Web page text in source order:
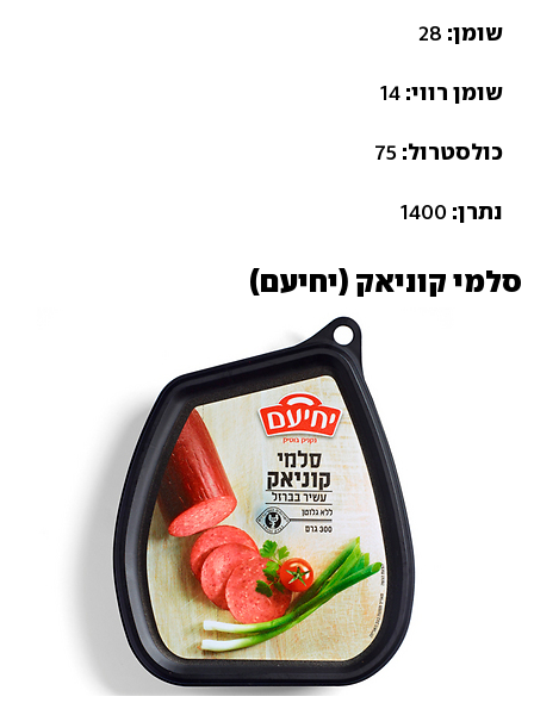
שומן:
שומן רווי:
כולסטרול:
נתרן:
סלמי קוניאק (יחיעם)